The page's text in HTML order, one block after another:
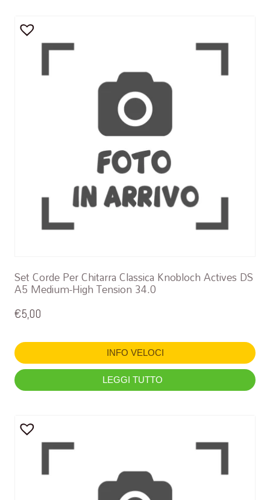
Set Corde Per Chitarra Classica Knobloch Actives DS
A5 Medium-High Tension 34.0
€5,00
INFO VELOCI
LEGGI TUTTO